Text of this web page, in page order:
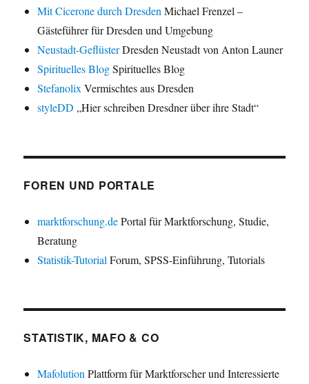
Mit Cicerone durch Dresden Michael Frenzel –
Gästeführer für Dresden und Umgebung
Neustadt-GeflüsterDresden Neustadt von Anton Launer
Spirituelles BlogSpirituelles Blog
Stefanolix Vermischtes aus Dresden
styleDD „Hier schreiben Dresdner über ihre Stadt“
FOREN UND PORTALE
marktforschung.dePortal für Marktforschung, Studie,
Beratung
Statistik-Tutorial Forum, SPSS-Einführung, Tutorials
STATISTIK, MAFO & CO
Mafolution Plattform für Marktforscher und Interessierte